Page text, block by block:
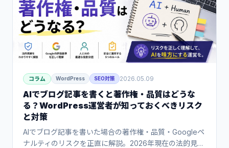
コラム WordPress SEO対策 2026.05.09
AIでブログ記事を書くと著作権・品質はどうな
る？WordPress運営者が知っておくべきリスク
と対策
AIでブログ記事を書いた場合の著作権・品質・Googleペ
ナルティのリスクを正直に解説。2026年現在の法的見